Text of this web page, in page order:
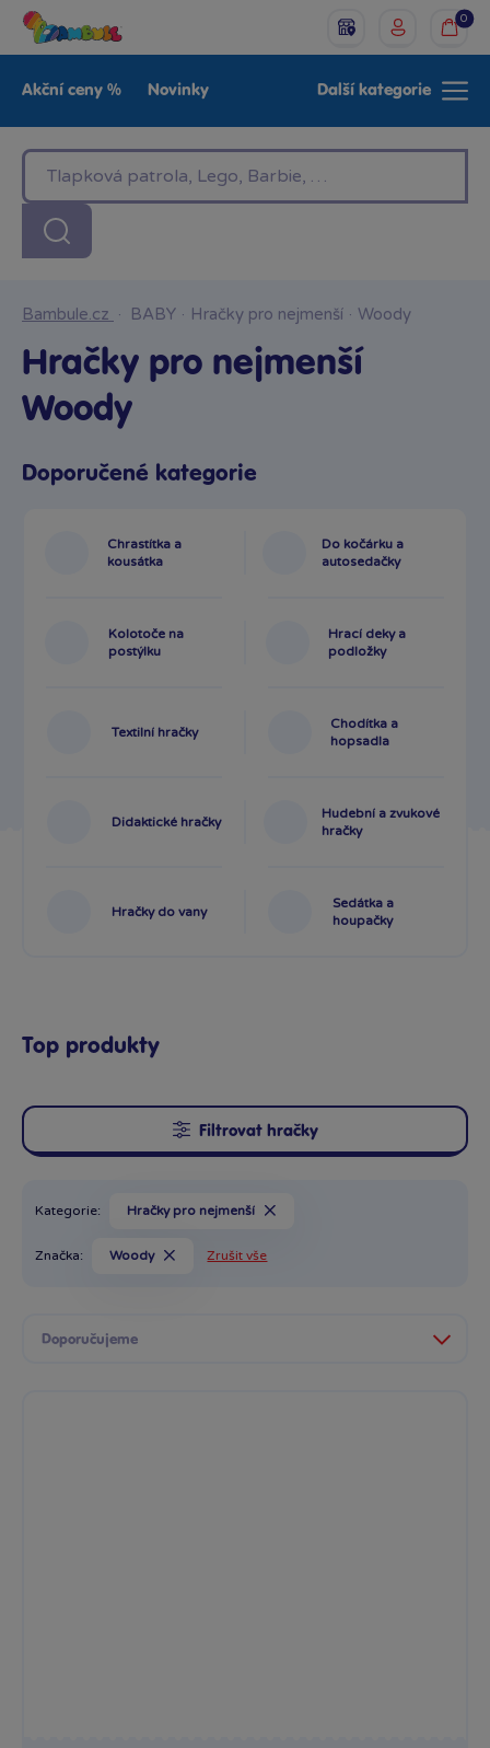
0
Akční ceny % Novinky
LEGO®
Baby Značky
Další kategorie
Bambule.cz · BABY · Hračky pro nejmenší · Woody
Hračky pro nejmenší
Woody
Doporučené kategorie
Chrastítka a
kousátka
Do kočárku a
autosedačky
Kolotoče na
postýlku
Hrací deky a
podložky
Textilní hračky
Chodítka a
hopsadla
Didaktické hračky
Hudební a zvukové
hračky
Hračky do vany
Sedátka a
houpačky
Top produkty
Filtrovat hračky
Kategorie: Hračky pro nejmenší
Značka: Woody Zrušit vše